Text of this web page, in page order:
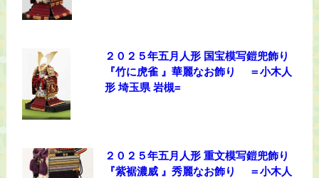
２０２５年五月人形 国宝模写鎧兜飾り
『竹に虎雀 』華麗なお飾り ＝小木人
形 埼玉県 岩槻=
２０２５年五月人形 重文模写鎧兜飾り
『紫裾濃威 』秀麗なお飾り ＝小木人